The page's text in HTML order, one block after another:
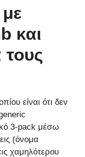
και
είναι ότι δεν
3-pack μέσω
(όνομα
χαμηλότερου